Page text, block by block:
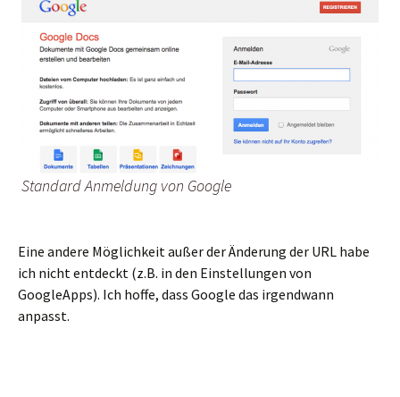
Standard Anmeldung von Google
Eine andere Möglichkeit außer der Änderung der URL habe
ich nicht entdeckt (z.B. in den Einstellungen von
GoogleApps). Ich hoffe, dass Google das irgendwann
anpasst.